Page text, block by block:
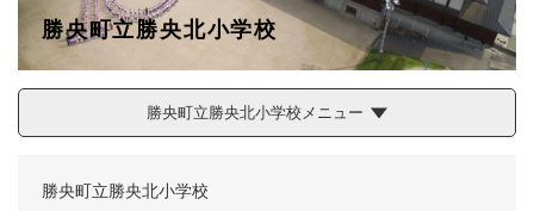
勝央町立勝央北小学校
勝央町立勝央北小学校メニュー
勝央町立勝央北小学校